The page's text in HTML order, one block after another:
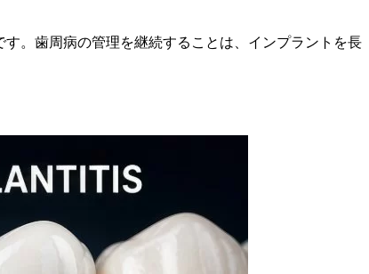
。歯周病の管理を継続することは、インプラントを長